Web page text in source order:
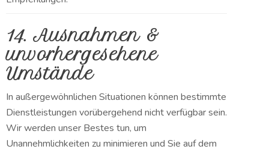
14. Ausnahmen &
unvorhergesehene
Umstände
In außergewöhnlichen Situationen können bestimmte
Dienstleistungen vorübergehend nicht verfügbar sein.
Wir werden unser Bestes tun, um
Unannehmlichkeiten zu minimieren und Sie auf dem